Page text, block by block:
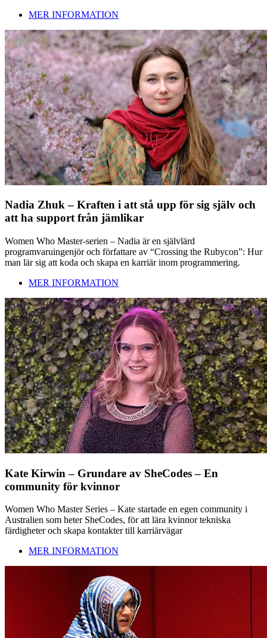
MER INFORMATION
Nadia Zhuk – Kraften i att stå upp för sig själv och
att ha support från jämlikar
Women Who Master-serien – Nadia är en självlärd
programvaruingenjör och författare av “Crossing the Rubycon”: Hur
man lär sig att koda och skapa en karriär inom programmering.
MER INFORMATION
Kate Kirwin – Grundare av SheCodes – En
community för kvinnor
Women Who Master Series – Kate startade en egen community i
Australien som heter SheCodes, för att lära kvinnor tekniska
färdigheter och skapa kontakter till karriärvägar
MER INFORMATION